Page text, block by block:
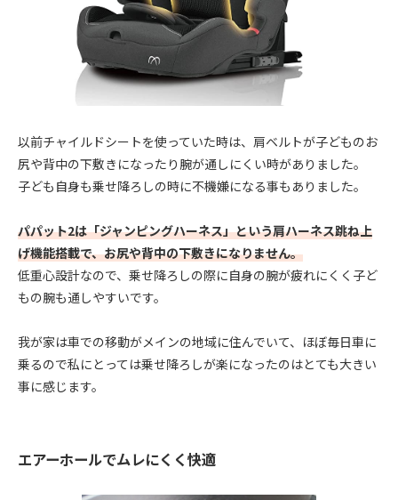
以前チャイルドシートを使っていた時は、肩ベルトが子どものお
尻や背中の下敷きになったり腕が通しにくい時がありました。
子ども自身も乗せ降ろしの時に不機嫌になる事もありました。
パパット2は「ジャンピングハーネス」という肩ハーネス跳ね上
げ機能搭載で、お尻や背中の下敷きになりません。
低重心設計なので、乗せ降ろしの際に自身の腕が疲れにくく子ど
もの腕も通しやすいです。
我が家は車での移動がメインの地域に住んでいて、ほぼ毎日車に
乗るので私にとっては乗せ降ろしが楽になったのはとても大きい
事に感じます。
エアーホールでムレにくく快適